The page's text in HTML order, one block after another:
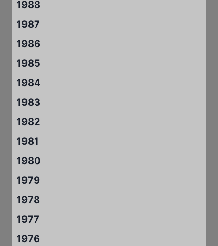
1988
1987
1986
1985
1984
1983
1982
1981
1980
1979
1978
1977
1976